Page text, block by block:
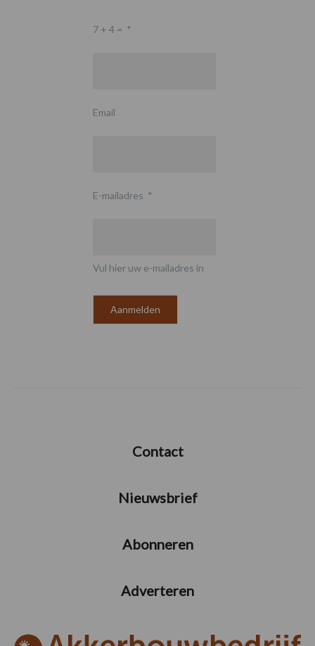
7 + 4 = *
Email
E-mailadres *
Vul hier uw e-mailadres in
Contact
Nieuwsbrief
Abonneren
Adverteren